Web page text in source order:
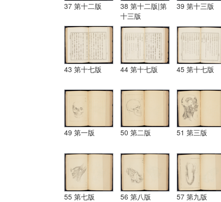
37 第十二版
38 第十二版|第
十三版
39 第十三版
43 第十七版 44 第十七版 45 第十七版
49 第一版 50 第二版 51 第三版
55 第七版 56 第八版 57 第九版